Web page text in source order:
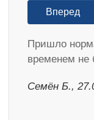
Вперед
Пришло
временем не
Семён Б.,